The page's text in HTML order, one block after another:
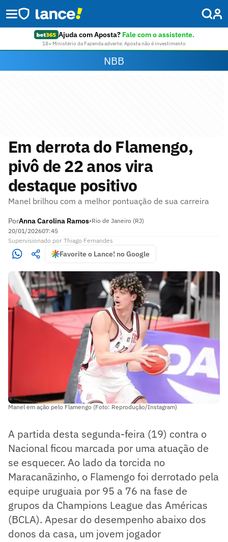
Ajuda com Aposta? Fale com o assistente.
18+ Ministério da Fazenda adverte: Aposta não é investimento
NBB
Em derrota do Flamengo,
pivô de 22 anos vira
destaque positivo
Manel brilhou com a melhor pontuação de sua carreira
PorAnna Carolina Ramos•Rio de Janeiro (RJ)
20/01/202607:45
Supervisionado por Thiago Fernandes
Favorite o Lance! no Google
Manel em ação pelo Flamengo (Foto: Reprodução/Instagram)
A partida desta segunda-feira (19) contra o
Nacional ficou marcada por uma atuação de
se esquecer. Ao lado da torcida no
Maracanãzinho, o Flamengo foi derrotado pela
equipe uruguaia por 95 a 76 na fase de
grupos da Champions League das Américas
(BCLA). Apesar do desempenho abaixo dos
donos da casa, um jovem jogador